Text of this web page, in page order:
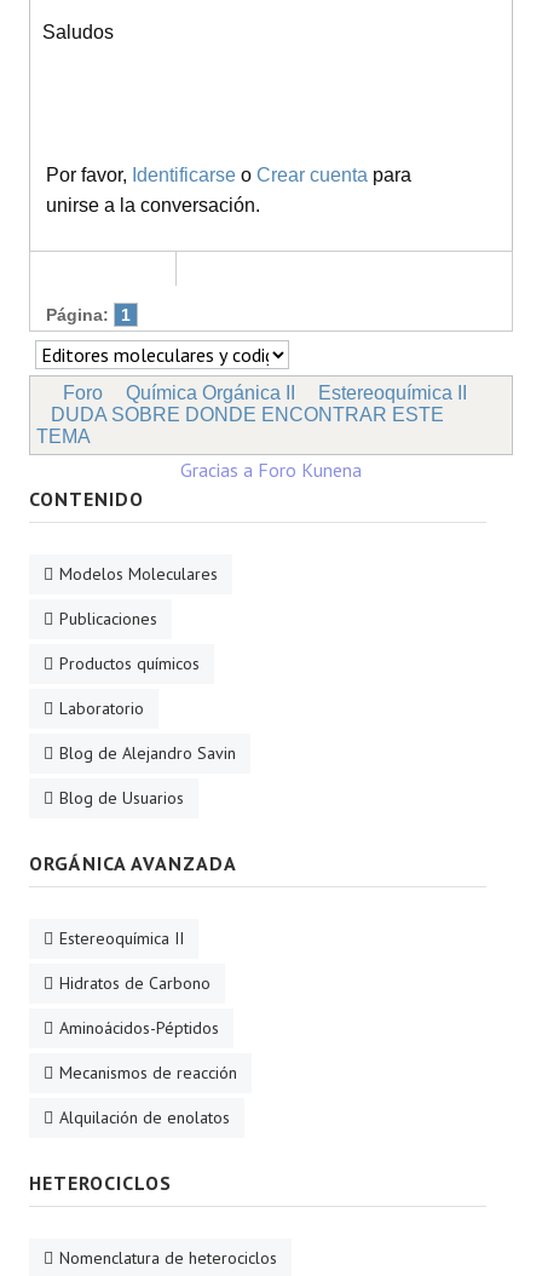
Saludos
Por favor, Identificarse o Crear cuenta para
unirse a la conversación.
Página: 1
Foro Química Orgánica II
Estereoquímica II
DUDA SOBRE DONDE ENCONTRAR ESTE
TEMA
Gracias a Foro Kunena
CONTENIDO
Modelos Moleculares
Publicaciones
Productos químicos
Laboratorio
Blog de Alejandro Savin
Blog de Usuarios
ORGÁNICA AVANZADA
Estereoquímica II
Hidratos de Carbono
Aminoácidos-Péptidos
Mecanismos de reacción
Alquilación de enolatos
HETEROCICLOS
Nomenclatura de heterociclos